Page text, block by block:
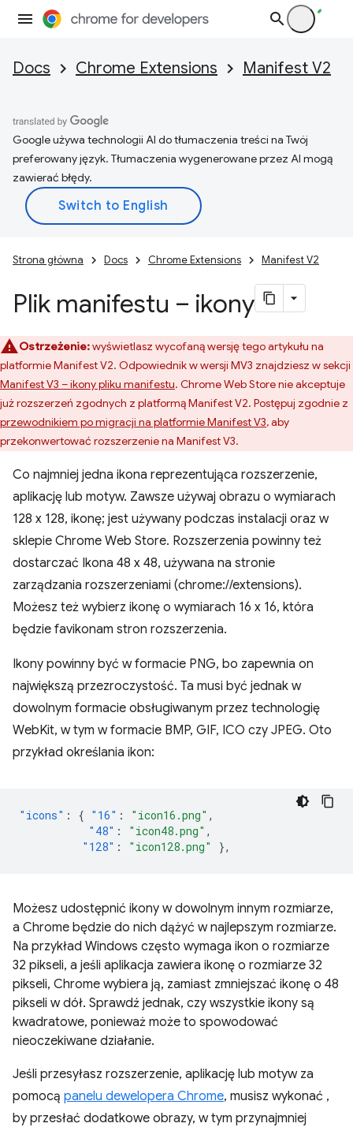
Docs Chrome Extensions Manifest V2
Google używa technologii AI do tłumaczenia treści na Twój
preferowany język. Tłumaczenia wygenerowane przez AI mogą
zawierać błędy.
Strona główna Docs Chrome Extensions Manifest V2
Plik manifestu – ikony
Ostrzeżenie:wyświetlasz wycofaną wersję tego artykułu na
platformie Manifest V2. Odpowiednik w wersji MV3 znajdziesz w sekcji
Manifest V3 – ikony pliku manifestu. Chrome Web Store nie akceptuje
już rozszerzeń zgodnych z platformą Manifest V2. Postępuj zgodnie z
przewodnikiem po migracji na platformie Manifest V3, aby
przekonwertować rozszerzenie na Manifest V3.
Co najmniej jedna ikona reprezentująca rozszerzenie,
aplikację lub motyw. Zawsze używaj obrazu o wymiarach
128 x 128, ikonę; jest używany podczas instalacji oraz w
sklepie Chrome Web Store. Rozszerzenia powinny też
dostarczać Ikona 48 x 48, używana na stronie
zarządzania rozszerzeniami (chrome://extensions).
Możesz też wybierz ikonę o wymiarach 16 x 16, która
będzie favikonam stron rozszerzenia.
Ikony powinny być w formacie PNG, bo zapewnia on
największą przezroczystość. Ta musi być jednak w
dowolnym formacie obsługiwanym przez technologię
WebKit, w tym w formacie BMP, GIF, ICO czy JPEG. Oto
przykład określania ikon:
"icons" : { "16" : "icon16.png" ,
"48" : "icon48.png" ,
"128" : "icon128.png" },
Możesz udostępnić ikony w dowolnym innym rozmiarze,
a Chrome będzie do nich dążyć w najlepszym rozmiarze.
Na przykład Windows często wymaga ikon o rozmiarze
32 pikseli, a jeśli aplikacja zawiera ikonę o rozmiarze 32
pikseli, Chrome wybiera ją, zamiast zmniejszać ikonę o 48
pikseli w dół. Sprawdź jednak, czy wszystkie ikony są
kwadratowe, ponieważ może to spowodować
nieoczekiwane działanie.
Jeśli przesyłasz rozszerzenie, aplikację lub motyw za
pomocą panelu dewelopera Chrome, musisz wykonać ,
by przesłać dodatkowe obrazy, w tym przynajmniej